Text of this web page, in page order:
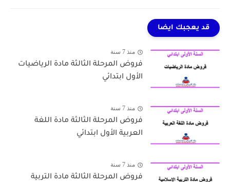
قد يعجبك ايضا
منذ 7 سنة
فروض المرحلة الثالثة مادة الرياضيات
الأول ابتدائي
منذ 7 سنة
فروض المرحلة الثالثة مادة اللغة
العربية الأول ابتدائي
منذ 7 سنة
فروض المرحلة الثالثة مادة التربية